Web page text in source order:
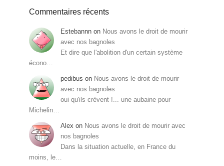
Commentaires récents
Estebannn on Nous avons le droit de mourir
avec nos bagnoles
Et dire que l'abolition d'un certain système
écono…
pedibus on Nous avons le droit de mourir
avec nos bagnoles
oui qu'ils crèvent !... une aubaine pour
Michelin…
Alex on Nous avons le droit de mourir avec
nos bagnoles
Dans la situation actuelle, en France du
moins, le…